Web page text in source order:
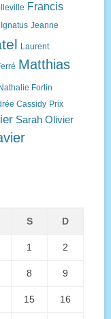
Francis
Ignatus Jeanne
Laurent
Matthias
Nathalie Fortin
Cassidy Prix
Sarah Olivier
S D
1 2
8 9
15 16